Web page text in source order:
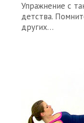
Упражнение с
детства.
других…